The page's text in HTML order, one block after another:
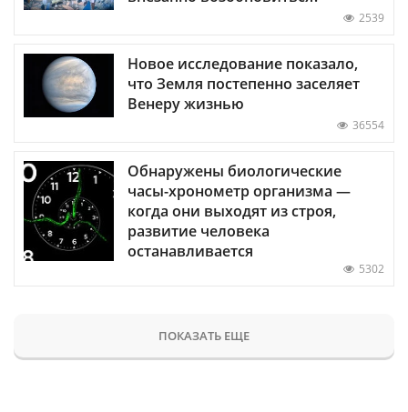
2539
Новое исследование показало,
что Земля постепенно заселяет
Венеру жизнью
36554
Обнаружены биологические
часы-хронометр организма —
когда они выходят из строя,
развитие человека
останавливается
5302
ПОКАЗАТЬ ЕЩЕ